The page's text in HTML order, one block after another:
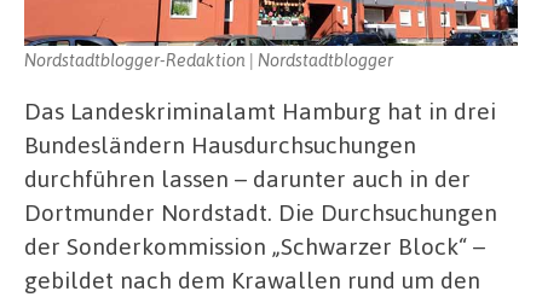
Nordstadtblogger-Redaktion | Nordstadtblogger
Das Landeskriminalamt Hamburg hat in drei
Bundesländern Hausdurchsuchungen
durchführen lassen – darunter auch in der
Dortmunder Nordstadt. Die Durchsuchungen
der Sonderkommission „Schwarzer Block“ –
gebildet nach dem Krawallen rund um den